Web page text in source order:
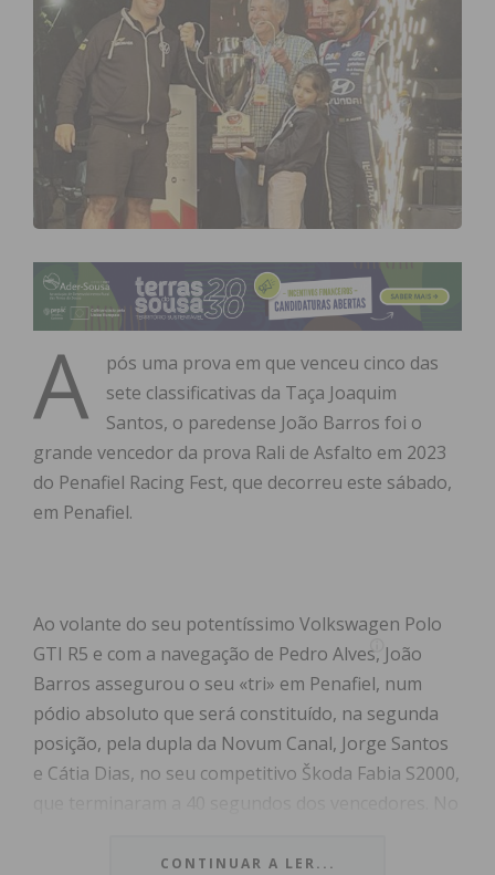
A
pós uma prova em que venceu cinco das
sete classificativas da Taça Joaquim
Santos, o paredense João Barros foi o
grande vencedor da prova Rali de Asfalto em 2023
do Penafiel Racing Fest, que decorreu este sábado,
em Penafiel.
Ao volante do seu potentíssimo Volkswagen Polo
GTI R5 e com a navegação de Pedro Alves, João
Barros assegurou o seu «tri» em Penafiel, num
pódio absoluto que será constituído, na segunda
posição, pela dupla da Novum Canal, Jorge Santos
e Cátia Dias, no seu competitivo Škoda Fabia S2000,
Sousa no seu Volkswagen Polo MK6 N5, dando
CONTINUAR A LER...